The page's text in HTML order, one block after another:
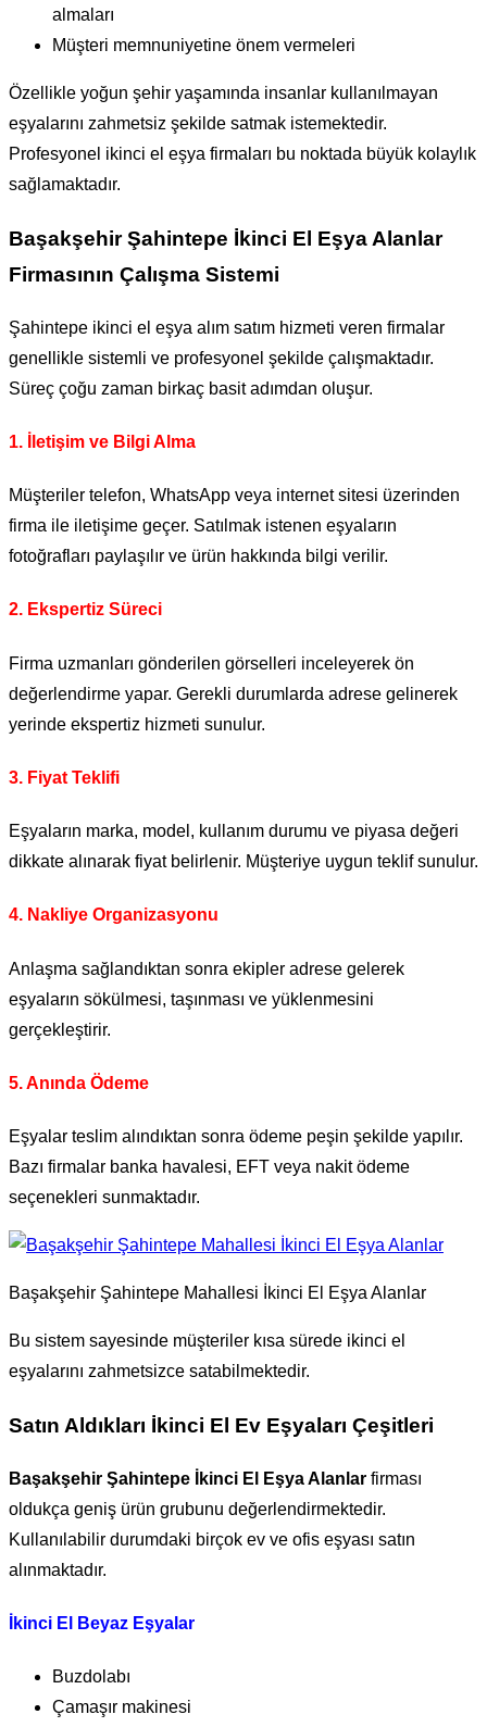
almaları
Müşteri memnuniyetine önem vermeleri
Özellikle yoğun şehir yaşamında insanlar kullanılmayan
eşyalarını zahmetsiz şekilde satmak istemektedir.
Profesyonel ikinci el eşya firmaları bu noktada büyük kolaylık
sağlamaktadır.
Başakşehir Şahintepe İkinci El Eşya Alanlar
Firmasının Çalışma Sistemi
Şahintepe ikinci el eşya alım satım hizmeti veren firmalar
genellikle sistemli ve profesyonel şekilde çalışmaktadır.
Süreç çoğu zaman birkaç basit adımdan oluşur.
1. İletişim ve Bilgi Alma
Müşteriler telefon, WhatsApp veya internet sitesi üzerinden
firma ile iletişime geçer. Satılmak istenen eşyaların
fotoğrafları paylaşılır ve ürün hakkında bilgi verilir.
2. Ekspertiz Süreci
Firma uzmanları gönderilen görselleri inceleyerek ön
değerlendirme yapar. Gerekli durumlarda adrese gelinerek
yerinde ekspertiz hizmeti sunulur.
3. Fiyat Teklifi
Eşyaların marka, model, kullanım durumu ve piyasa değeri
dikkate alınarak fiyat belirlenir. Müşteriye uygun teklif sunulur.
4. Nakliye Organizasyonu
Anlaşma sağlandıktan sonra ekipler adrese gelerek
eşyaların sökülmesi, taşınması ve yüklenmesini
gerçekleştirir.
5. Anında Ödeme
Eşyalar teslim alındıktan sonra ödeme peşin şekilde yapılır.
Bazı firmalar banka havalesi, EFT veya nakit ödeme
seçenekleri sunmaktadır.
Başakşehir Şahintepe Mahallesi İkinci El Eşya Alanlar
Bu sistem sayesinde müşteriler kısa sürede ikinci el
eşyalarını zahmetsizce satabilmektedir.
Satın Aldıkları İkinci El Ev Eşyaları Çeşitleri
Başakşehir Şahintepe İkinci El Eşya Alanlar firması
oldukça geniş ürün grubunu değerlendirmektedir.
Kullanılabilir durumdaki birçok ev ve ofis eşyası satın
alınmaktadır.
İkinci El Beyaz Eşyalar
Buzdolabı
Çamaşır makinesi